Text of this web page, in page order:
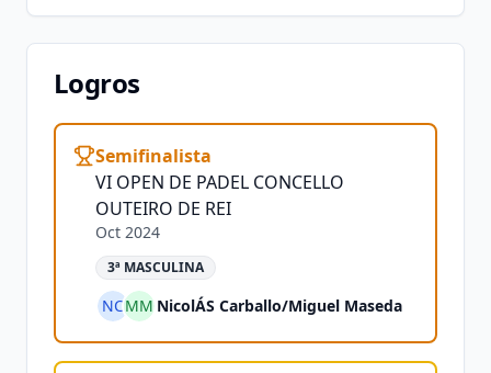
Logros
Semifinalista
VI OPEN DE PADEL CONCELLO
OUTEIRO DE REI
Oct 2024
3ª MASCULINA
NCMM NicolÁS Carballo/Miguel Maseda